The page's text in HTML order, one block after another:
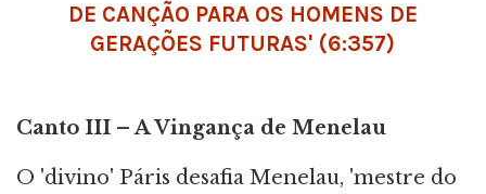
DE CANÇÃO PARA OS HOMENS DE
GERAÇÕES FUTURAS' (6:357)
Canto III – A Vingança de Menelau
O 'divino' Páris desafia Menelau, 'mestre do